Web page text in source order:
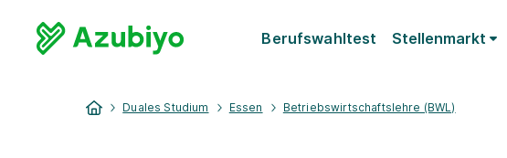
Berufswahltest Stellenmarkt
Duales Studium Essen Betriebswirtschaftslehre (BWL)